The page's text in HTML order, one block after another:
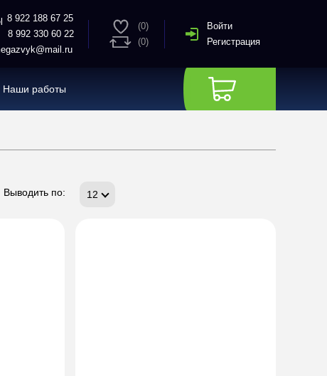
8 922 188 67 25
8 992 330 60 22
(0)
(0)
Войти
Регистрация
Наши работы
Выводить по: 12